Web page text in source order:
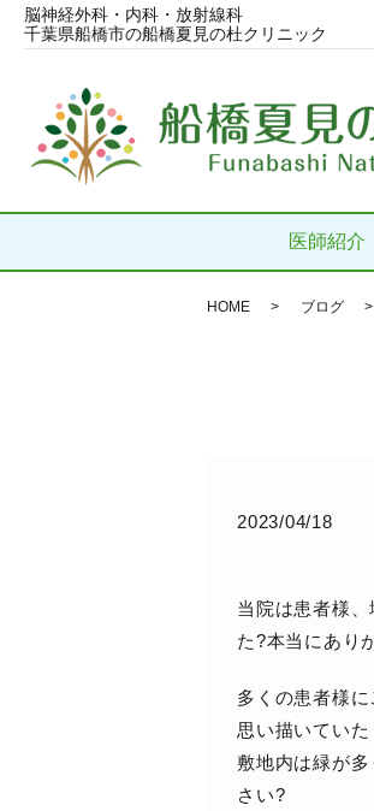
脳神経外科・内科・放射線科
千葉県船橋市の船橋夏見の杜クリニック
医師紹介
HOME ブログ
2023/04/18
当院は患者様
た?本当にあり
多くの患者様
思い描いていた
敷地内は緑が
さい?